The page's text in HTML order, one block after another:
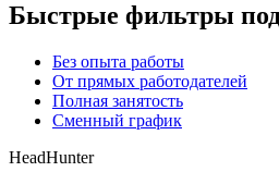
Быстрые фильтры
Без опыта работы
От прямых работодателей
Полная занятость
Сменный график
HeadHunter